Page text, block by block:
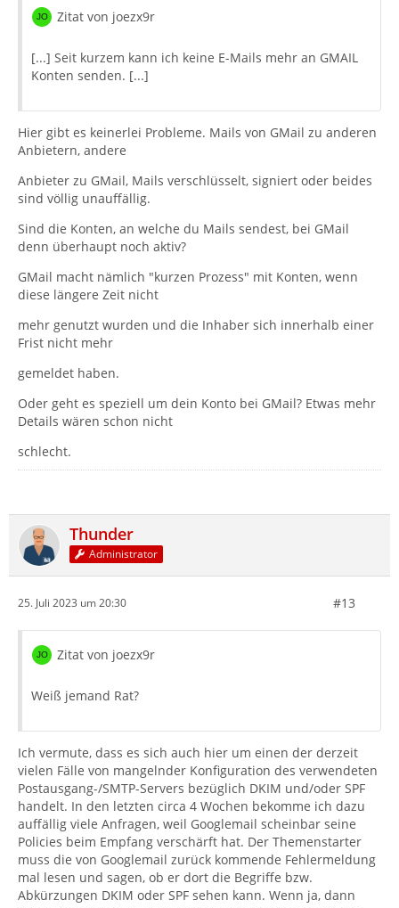
Zitat von joezx9r
[...] Seit kurzem kann ich keine E-Mails mehr an GMAIL
Konten senden. [...]
Hier gibt es keinerlei Probleme. Mails von GMail zu anderen
Anbietern, andere
Anbieter zu GMail, Mails verschlüsselt, signiert oder beides
sind völlig unauffällig.
Sind die Konten, an welche du Mails sendest, bei GMail
denn überhaupt noch aktiv?
GMail macht nämlich "kurzen Prozess" mit Konten, wenn
diese längere Zeit nicht
mehr genutzt wurden und die Inhaber sich innerhalb einer
Frist nicht mehr
gemeldet haben.
Oder geht es speziell um dein Konto bei GMail? Etwas mehr
Details wären schon nicht
schlecht.
Thunder
Administrator
25. Juli 2023 um 20:30 #13
Zitat von joezx9r
Weiß jemand Rat?
Ich vermute, dass es sich auch hier um einen der derzeit
vielen Fälle von mangelnder Konfiguration des verwendeten
Postausgang-/SMTP-Servers bezüglich DKIM und/oder SPF
handelt. In den letzten circa 4 Wochen bekomme ich dazu
auffällig viele Anfragen, weil Googlemail scheinbar seine
Policies beim Empfang verschärft hat. Der Themenstarter
muss die von Googlemail zurück kommende Fehlermeldung
mal lesen und sagen, ob er dort die Begriffe bzw.
Abkürzungen DKIM oder SPF sehen kann. Wenn ja, dann